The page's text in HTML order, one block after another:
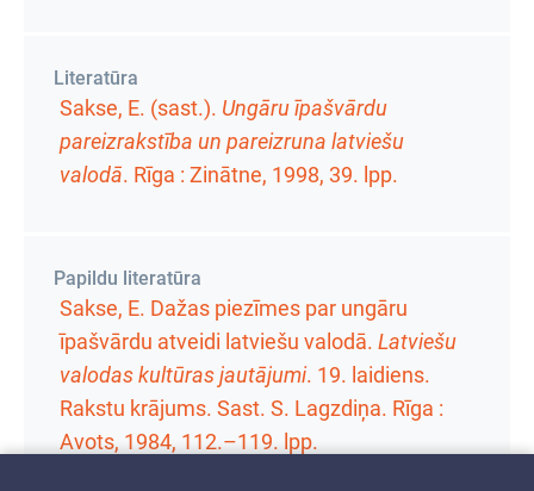
Literatūra
Sakse, E. (sast.). Ungāru īpašvārdu
pareizrakstība un pareizruna latviešu
valodā. Rīga : Zinātne, 1998, 39. lpp.
Papildu literatūra
Sakse, E. Dažas piezīmes par ungāru
īpašvārdu atveidi latviešu valodā. Latviešu
valodas kultūras jautājumi. 19. laidiens.
Rakstu krājums. Sast. S. Lagzdiņa. Rīga :
Avots, 1984, 112.–119. lpp.